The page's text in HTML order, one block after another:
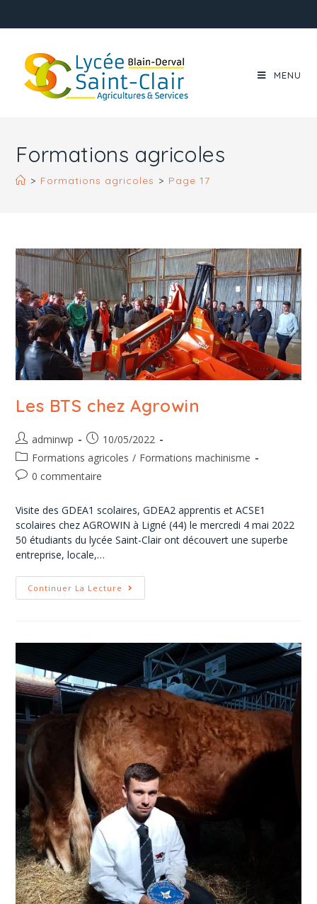
MENU
Formations agricoles
> Formations agricoles > Page 17
Les BTS chez Agrowin
adminwp
10/05/2022
Formations agricoles / Formations machinisme
0 commentaire
Visite des GDEA1 scolaires, GDEA2 apprentis et ACSE1
scolaires chez AGROWIN à Ligné (44) le mercredi 4 mai 2022
50 étudiants du lycée Saint-Clair ont découvert une superbe
entreprise, locale,…
Continuer La Lecture